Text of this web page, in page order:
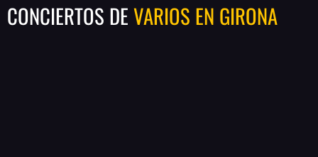
CONCIERTOS DEVARIOS EN GIRONA